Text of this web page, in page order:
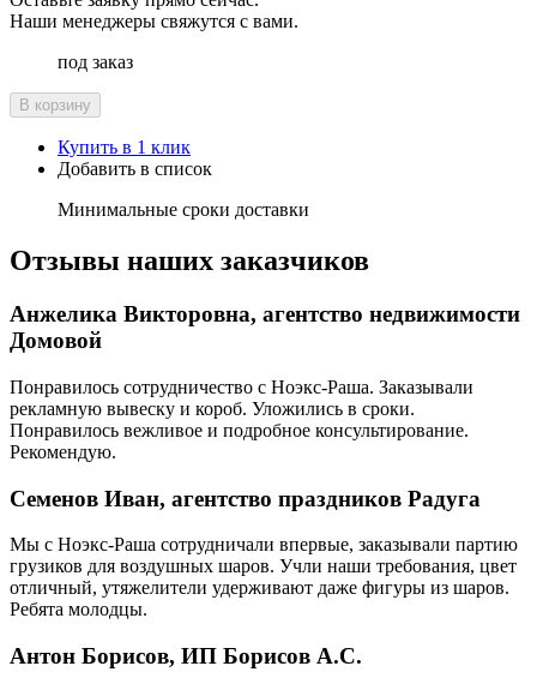
Наши менеджеры свяжутся с вами.
под заказ
В корзину
Купить в 1 клик
Добавить в список
Минимальные сроки доставки
Отзывы наших заказчиков
Анжелика Викторовна, агентство недвижимости
Домовой
Понравилось сотрудничество с Ноэкс-Раша. Заказывали
рекламную вывеску и короб. Уложились в сроки.
Понравилось вежливое и подробное консультирование.
Рекомендую.
Семенов Иван, агентство праздников Радуга
Мы с Ноэкс-Раша сотрудничали впервые, заказывали партию
грузиков для воздушных шаров. Учли наши требования, цвет
отличный, утяжелители удерживают даже фигуры из шаров.
Ребята молодцы.
Антон Борисов, ИП Борисов А.С.